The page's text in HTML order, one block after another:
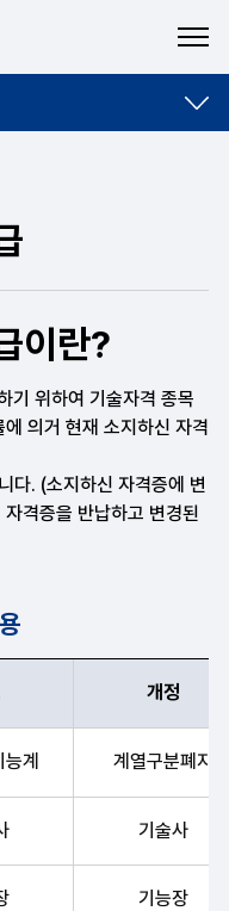
이란?
기 위하여 기술자격 종목
의거 현재 소지하신 자격
다. (소지하신 자격증에 변
격증을 반납하고 변경된
개정
계 계열구분폐지
기술사
기능장